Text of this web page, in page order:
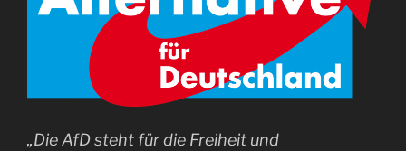
„Die AfD steht für die Freiheit und